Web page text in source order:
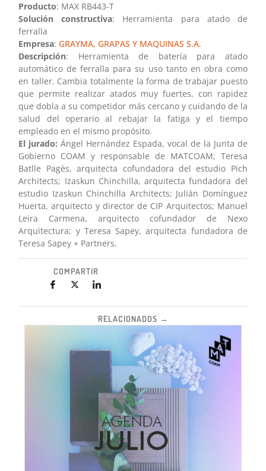
Producto: MAX RB443-T
Solución constructiva: Herramienta para atado de
ferralla
Empresa:GRAYMA, GRAPAS Y MAQUINAS S.A.
Descripción: Herramienta de batería para atado
automático de ferralla para su uso tanto en obra como
en taller. Cambia totalmente la forma de trabajar puesto
que permite realizar atados muy fuertes, con rapidez
que dobla a su competidor más cercano y cuidando de la
salud del operario al rebajar la fatiga y el tiempo
empleado en el mismo propósito.
El jurado: Ángel Hernández Espada, vocal de la Junta de
Gobierno COAM y responsable de MATCOAM; Teresa
Batlle Pagès, arquitecta cofundadora del estudio Pich
Architects; Izaskun Chinchilla, arquitecta fundadora del
estudio Izaskun Chinchilla Architects; Julián Domínguez
Huerta, arquitecto y director de CIP Arquitectos; Manuel
Leira Carmena, arquitecto cofundador de Nexo
Arquitectura; y Teresa Sapey, arquitecta fundadora de
Teresa Sapey + Partners.
COMPARTIR
RELACIONADOS →